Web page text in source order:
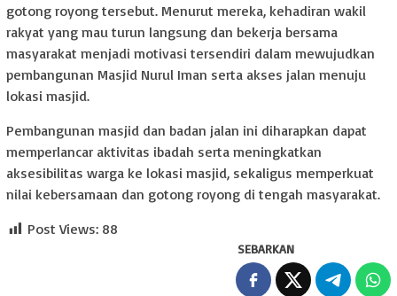
gotong royong tersebut. Menurut mereka, kehadiran wakil
rakyat yang mau turun langsung dan bekerja bersama
masyarakat menjadi motivasi tersendiri dalam mewujudkan
pembangunan Masjid Nurul Iman serta akses jalan menuju
lokasi masjid.
Pembangunan masjid dan badan jalan ini diharapkan dapat
memperlancar aktivitas ibadah serta meningkatkan
aksesibilitas warga ke lokasi masjid, sekaligus memperkuat
nilai kebersamaan dan gotong royong di tengah masyarakat.
Post Views: 88
SEBARKAN